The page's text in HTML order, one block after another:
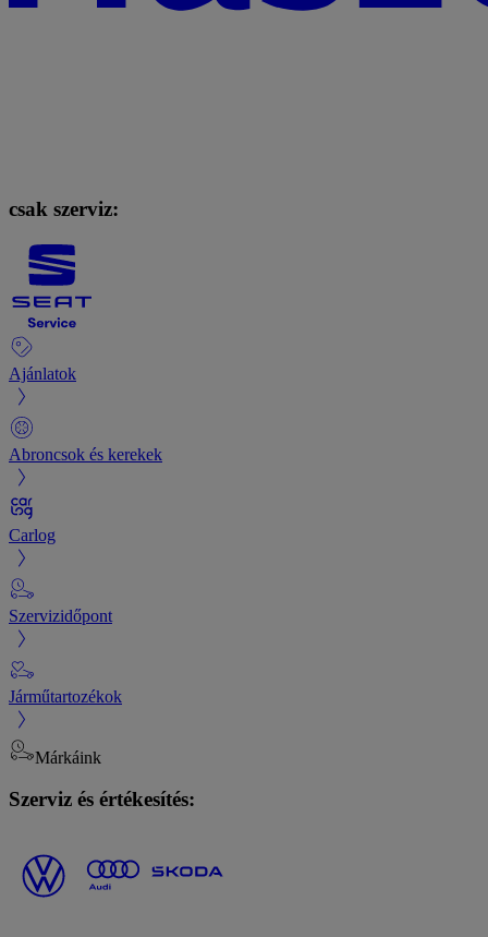
csak szerviz:
Ajánlatok
Abroncsok és kerekek
Carlog
Szervizidőpont
Járműtartozékok
Márkáink
Szerviz és értékesítés: